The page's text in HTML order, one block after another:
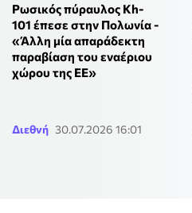
Ρωσικός πύραυλος Kh-
101 έπεσε στην Πολωνία -
«Άλλη μία απαράδεκτη
παραβίαση του εναέριου
χώρου της ΕΕ»
Διεθνή 30.07.2026 16:01